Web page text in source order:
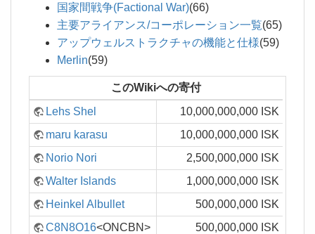
国家間戦争(Factional War)(66)
主要アライアンス/コーポレーション一覧(65)
アップウェルストラクチャの機能と仕様(59)
Merlin(59)
このWikiへの寄付
Lehs Shel
10,000,000,000 ISK
maru karasu
10,000,000,000 ISK
Norio Nori
2,500,000,000 ISK
Walter Islands
1,000,000,000 ISK
Heinkel Albullet
500,000,000 ISK
C8N8O16<ONCBN>
500,000,000 ISK